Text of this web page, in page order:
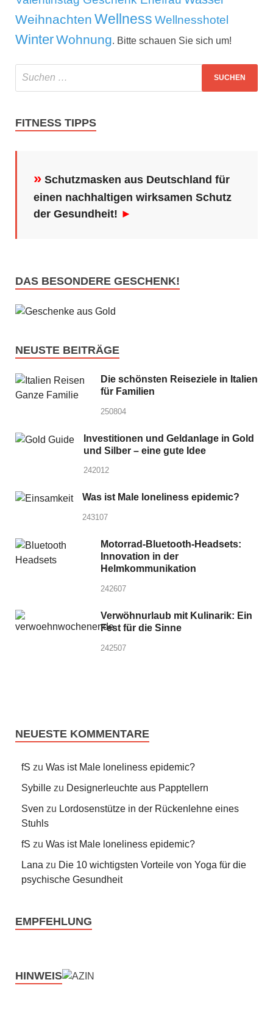
Weihnachten Wellness Wellnesshotel
WinterWohnung. Bitte schauen Sie sich um!
FITNESS TIPPS
» Schutzmasken aus Deutschland für
einen nachhaltigen wirksamen Schutz
der Gesundheit! ►
DAS BESONDERE GESCHENK!
NEUSTE BEITRÄGE
Die schönsten Reiseziele in Italien
für Familien
250804
Investitionen und Geldanlage in Gold
und Silber – eine gute Idee
242012
Was ist Male loneliness epidemic?
243107
Motorrad-Bluetooth-Headsets:
Innovation in der
Helmkommunikation
242607
Verwöhnurlaub mit Kulinarik: Ein
Fest für die Sinne
242507
NEUESTE KOMMENTARE
fS zu Was ist Male loneliness epidemic?
Sybille zu Designerleuchte aus Papptellern
Sven zu Lordosenstütze in der Rückenlehne eines
Stuhls
fS zu Was ist Male loneliness epidemic?
Lana zu Die 10 wichtigsten Vorteile von Yoga für die
psychische Gesundheit
EMPFEHLUNG
HINWEIS